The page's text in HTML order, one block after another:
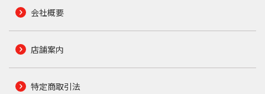
会社概要
店舗案内
特定商取引法